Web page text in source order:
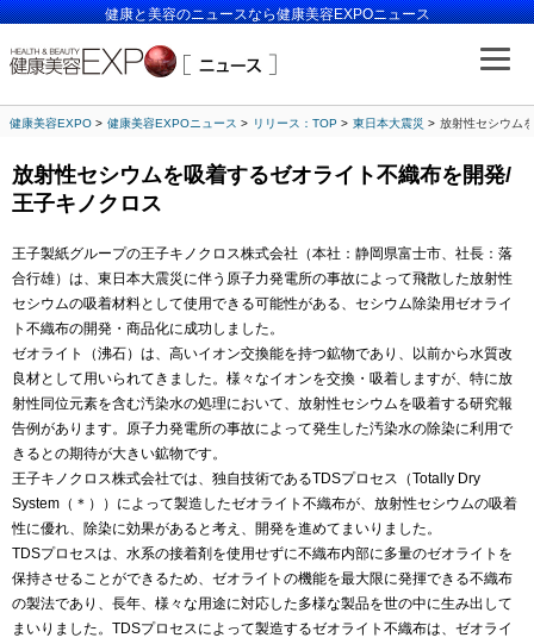
健康と美容のニュースなら健康美容EXPOニュース
健康美容EXPO 健康美容EXPOニュース リリース：TOP 東日本大震災 放射性セシウム
放射性セシウムを吸着するゼオライト不織布を開発/
王子キノクロス
王子製紙グループの王子キノクロス株式会社（本社：静岡県富士市、社長：落
合行雄）は、東日本大震災に伴う原子力発電所の事故によって飛散した放射性
セシウムの吸着材料として使用できる可能性がある、セシウム除染用ゼオライ
ト不織布の開発・商品化に成功しました。
ゼオライト（沸石）は、高いイオン交換能を持つ鉱物であり、以前から水質改
良材として用いられてきました。様々なイオンを交換・吸着しますが、特に放
射性同位元素を含む汚染水の処理において、放射性セシウムを吸着する研究報
告例があります。原子力発電所の事故によって発生した汚染水の除染に利用で
きるとの期待が大きい鉱物です。
王子キノクロス株式会社では、独自技術であるTDSプロセス（Totally Dry
System（＊））によって製造したゼオライト不織布が、放射性セシウムの吸着
性に優れ、除染に効果があると考え、開発を進めてまいりました。
TDSプロセスは、水系の接着剤を使用せずに不織布内部に多量のゼオライトを
保持させることができるため、ゼオライトの機能を最大限に発揮できる不織布
の製法であり、長年、様々な用途に対応した多様な製品を世の中に生み出して
まいりました。TDSプロセスによって製造するゼオライト不織布は、ゼオライ